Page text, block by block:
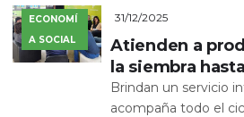
ECONOMÍ
A SOCIAL
31/12/2025
Atienden a
la siembra
Brindan un servicio
acompaña todo el